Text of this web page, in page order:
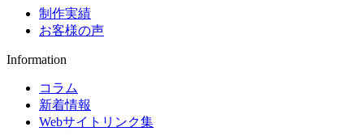
制作実績
お客様の声
Information
コラム
新着情報
Webサイトリンク集